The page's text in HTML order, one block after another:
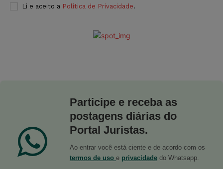
Li e aceito a Política de Privacidade.
Participe e receba as
postagens diárias do
Portal Juristas.
Ao entrar você está ciente e de acordo com os
termos de uso e privacidade do Whatsapp.